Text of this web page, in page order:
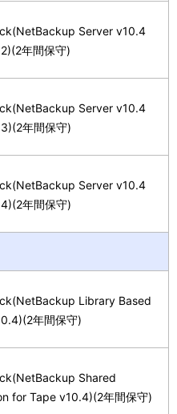
Server v10.4
年間保守)
Server v10.4
年間保守)
Server v10.4
年間保守)
Library Based
年間保守)
Shared
for Tape v10.4)(2年間保守)